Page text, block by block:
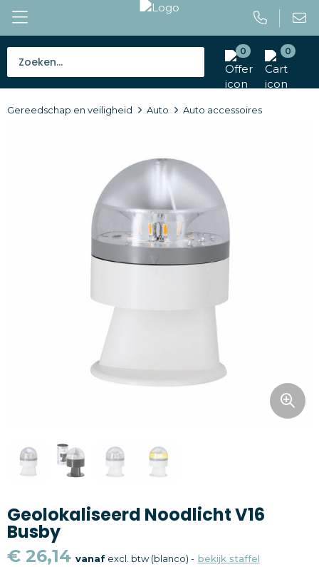
0 0
Tassen
Gereedschap en veiligheid
Home en living
Kantoorartikelen
Gadgets
Textiel
Thema
Gereedschap en veiligheid Auto Auto accessoires
Geolokaliseerd Noodlicht V16
Busby
€ 26,14 vanafexcl. btw (blanco) - bekijk staffel